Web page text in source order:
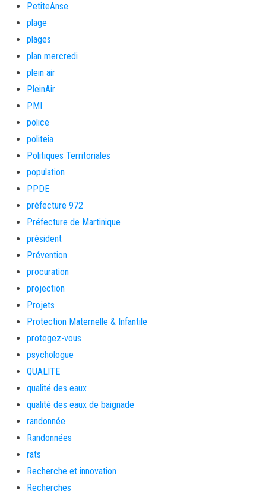
PetiteAnse
plage
plages
plan mercredi
plein air
PleinAir
PMI
police
politeia
Politiques Territoriales
population
PPDE
préfecture 972
Préfecture de Martinique
président
Prévention
procuration
projection
Projets
Protection Maternelle & Infantile
protegez-vous
psychologue
QUALITE
qualité des eaux
qualité des eaux de baignade
randonnée
Randonnées
rats
Recherche et innovation
Recherches